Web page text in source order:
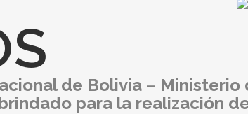
de Bolivia – Ministerio
para la realización